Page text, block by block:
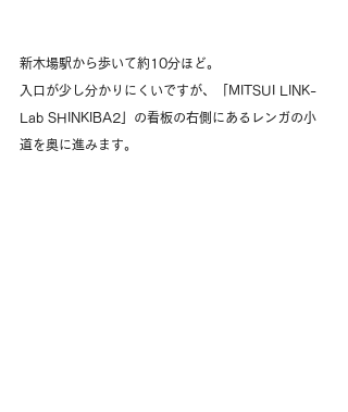
新木場駅から歩いて約10分ほど。
入口が少し分かりにくいですが、「MITSUI LINK-
Lab SHINKIBA2」の看板の右側にあるレンガの小
道を奥に進みます。